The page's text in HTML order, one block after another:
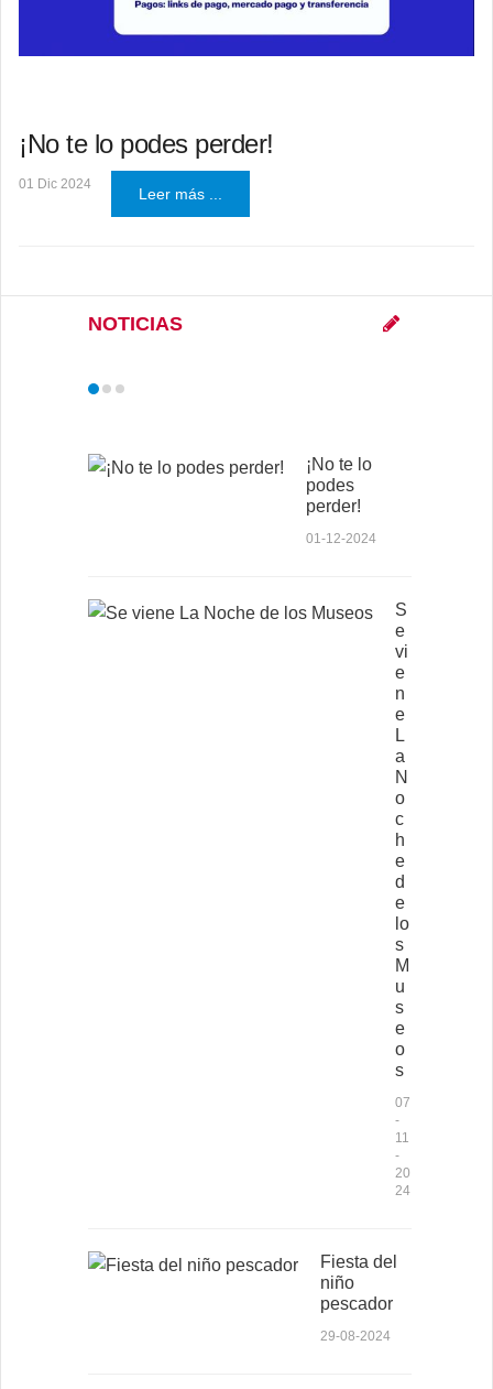
¡No te lo podes perder!
01 Dic 2024
Leer más ...
NOTICIAS
¡No te lo
podes
perder!
01-12-2024
S
e
vi
e
n
e
L
a
N
o
c
h
e
d
e
lo
s
M
u
s
e
o
s
07
-
11
-
20
24
Fiesta del
niño
pescador
29-08-2024